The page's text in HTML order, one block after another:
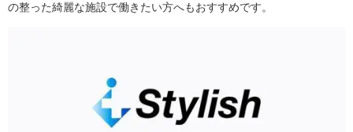
の整った綺麗な施設で働きたい方へもおすすめです。